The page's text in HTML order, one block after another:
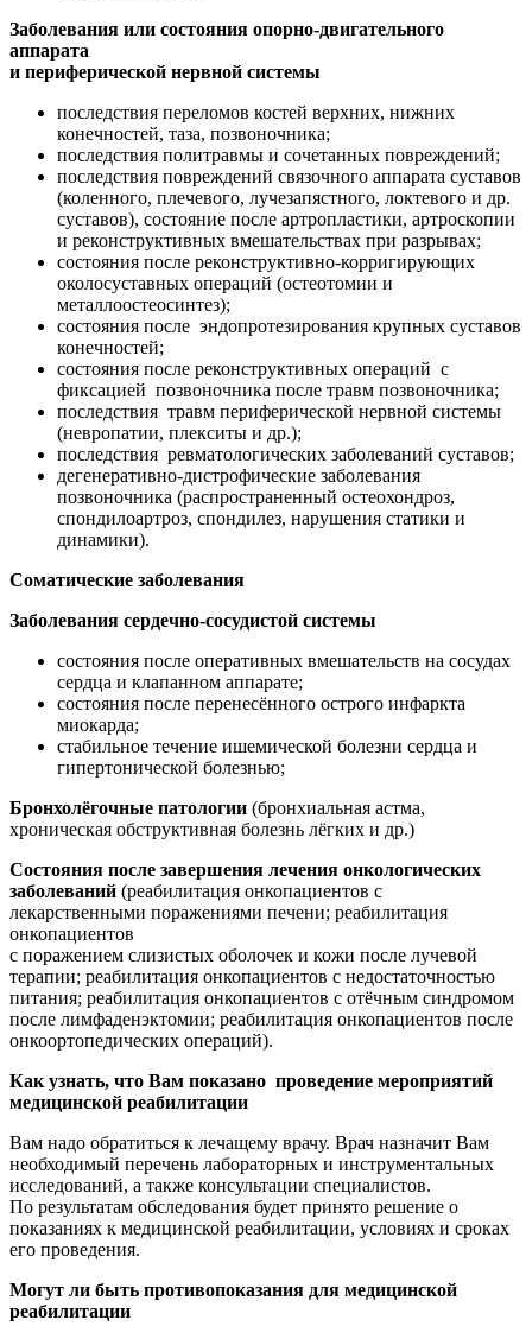
Заболевания или состояния опорно-двигательного
аппарата
и периферической нервной системы
последствия переломов костей верхних, нижних
конечностей, таза, позвоночника;
последствия политравмы и сочетанных повреждений;
последствия повреждений связочного аппарата суставов
(коленного, плечевого, лучезапястного, локтевого и др.
суставов), состояние после артропластики, артроскопии
и реконструктивных вмешательствах при разрывах;
состояния после реконструктивно-корригирующих
околосуставных операций (остеотомии и
металлоостеосинтез);
состояния после эндопротезирования крупных суставов
конечностей;
состояния после реконструктивных операций с
фиксацией позвоночника после травм позвоночника;
последствия травм периферической нервной системы
(невропатии, плекситы и др.);
последствия ревматологических заболеваний суставов;
дегенеративно-дистрофические заболевания
позвоночника (распространенный остеохондроз,
спондилоартроз, спондилез, нарушения статики и
динамики).
Соматические заболевания
Заболевания сердечно-сосудистой системы
состояния после оперативных вмешательств на сосудах
сердца и клапанном аппарате;
состояния после перенесённого острого инфаркта
миокарда;
стабильное течение ишемической болезни сердца и
гипертонической болезнью;
Бронхолёгочные патологии (бронхиальная астма,
хроническая обструктивная болезнь лёгких и др.)
Состояния после завершения лечения онкологических
заболеваний (реабилитация онкопациентов с
лекарственными поражениями печени; реабилитация
онкопациентов
с поражением слизистых оболочек и кожи после лучевой
терапии; реабилитация онкопациентов с недостаточностью
питания; реабилитация онкопациентов с отёчным синдромом
после лимфаденэктомии; реабилитация онкопациентов после
онкоортопедических операций).
Как узнать, что Вам показано проведение мероприятий
медицинской реабилитации
Вам надо обратиться к лечащему врачу. Врач назначит Вам
необходимый перечень лабораторных и инструментальных
исследований, а также консультации специалистов.
По результатам обследования будет принято решение о
показаниях к медицинской реабилитации, условиях и сроках
его проведения.
Могут ли быть противопоказания для медицинской
реабилитации